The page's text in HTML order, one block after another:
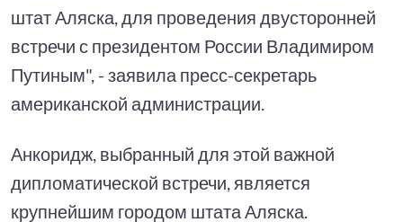
штат Аляска, для проведения двусторонней
встречи с президентом России Владимиром
Путиным", - заявила пресс-секретарь
американской администрации.
Анкоридж, выбранный для этой важной
дипломатической встречи, является
крупнейшим городом штата Аляска.